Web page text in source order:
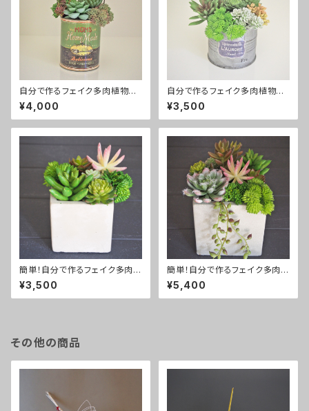
自分で作るフェイク多肉植物寄
せ植えキットグリーン缶
¥4,000
自分で作るフェイク多肉植物寄
せ植えキットシルバー缶
¥3,500
簡単！自分で作るフェイク多肉植
物寄せ植えキットS
¥3,500
簡単！自分で作るフェイク多肉植
物寄せ植えキットL
¥5,400
その他の商品